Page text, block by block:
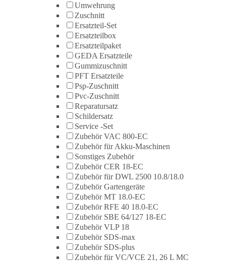
Umwehrung
Zuschnitt
Ersatzteil-Set
Ersatzteilbox
Ersatzteilpaket
GEDA Ersatzteile
Gummizuschnitt
PFT Ersatzteile
Psp-Zuschnitt
Pvc-Zuschnitt
Reparatursatz
Schildersatz
Service -Set
Zubehör VAC 800-EC
Zubehör für Akku-Maschinen
Sonstiges Zubehör
Zubehör CER 18-EC
Zubehör für DWL 2500 10.8/18.0
Zubehör Gartengeräte
Zubehör MT 18.0-EC
Zubehör RFE 40 18.0-EC
Zubehör SBE 64/127 18-EC
Zubehör VLP 18
Zubehör SDS-max
Zubehör SDS-plus
Zubehör für VC/VCE 21, 26 L MC